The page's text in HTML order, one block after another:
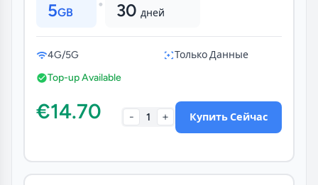
5GB 30 дней
4G/5G
Только Данные
Top-up Available
€14.70 - 1 + Купить Сейчас